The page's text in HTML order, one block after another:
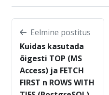
Eelmine postitus
Kuidas kasutada
õigesti TOP (MS
Access) ja FETCH
FIRST n ROWS WITH